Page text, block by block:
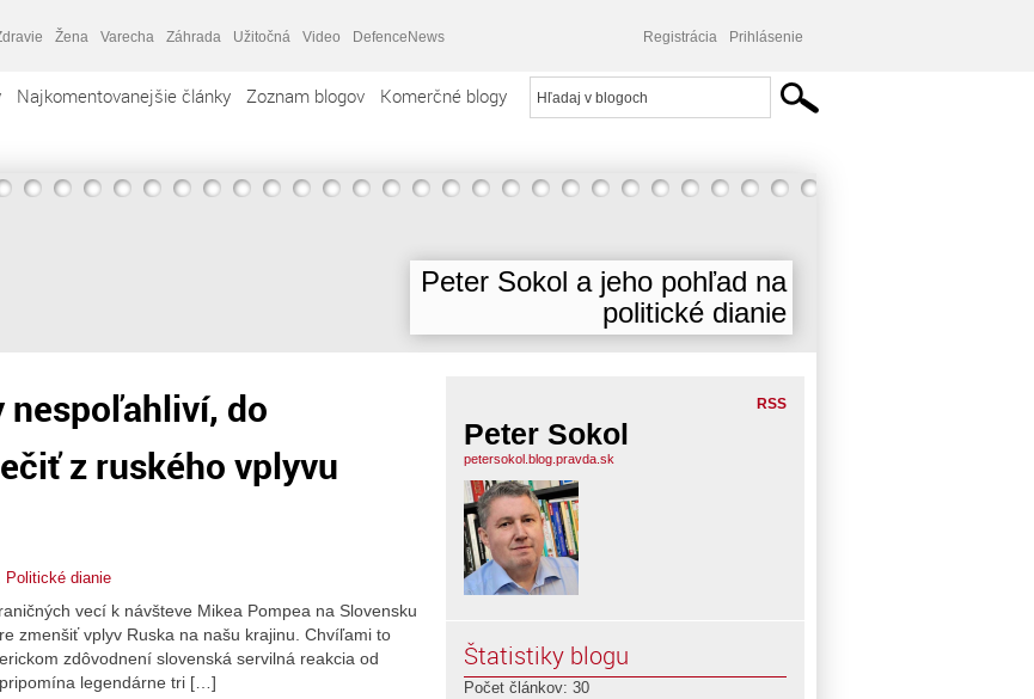
Žena Varecha Záhrada Užitočná Video DefenceNews Registrácia Prihlásenie
Najkomentovanejšie články Zoznam blogov Komerčné blogy
Peter Sokol a jeho pohľad na
politické dianie
nespoľahliví, do
z ruského vplyvu
Politické dianie
vecí k návšteve Mikea Pompea na Slovensku
zmenšiť vplyv Ruska na našu krajinu. Chvíľami to
zdôvodnení slovenská servilná reakcia od
legendárne tri […]
RSS
Peter Sokol
petersokol.blog.pravda.sk
Štatistiky blogu
Počet článkov: 30